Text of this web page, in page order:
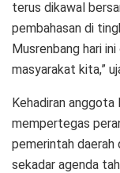
terus dikawal
pembahasan di
Musrenbang hari
masyarakat kita,”
Kehadiran anggota
mempertegas
pemerintah daerah
sekadar agenda